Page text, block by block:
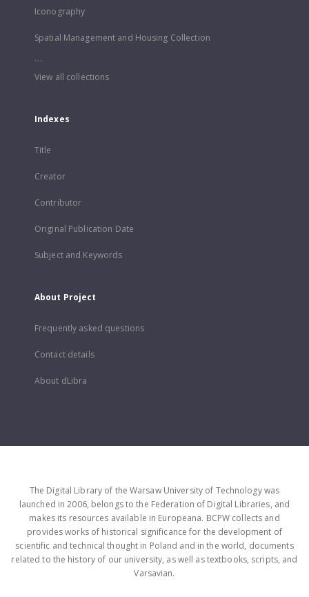
Iconography
Spatial Management and Housing Collection
...
View all collections
Indexes
Title
Creator
Contributor
Original Publication Date
Subject and Keywords
About Project
Frequently asked questions
Contact details
About dLibra
The Digital Library of the Warsaw University of Technology was
launched in 2006, belongs to the Federation of Digital Libraries, and
makes its resources available in Europeana. BCPW collects and
provides works of historical significance for the development of
scientific and technical thought in Poland and in the world, documents
related to the history of our university, as well as textbooks, scripts, and
Varsavian.